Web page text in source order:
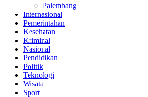
Palembang
Internasional
Pemerintahan
Kesehatan
Kriminal
Nasional
Pendidikan
Politik
Teknologi
Wisata
Sport